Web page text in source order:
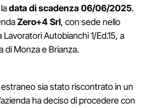
data di scadenza 06/06/2025.
Zero+4 Srl, con sede nello
Autobianchi 1/Ed.15, a
di Monza e Brianza.
sia stato riscontrato in un
ha deciso di procedere con